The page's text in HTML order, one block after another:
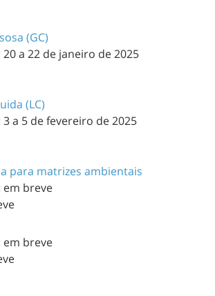
(GC)
a 22 de janeiro de 2025
(LC)
a 5 de fevereiro de 2025
para matrizes ambientais
em breve
em breve